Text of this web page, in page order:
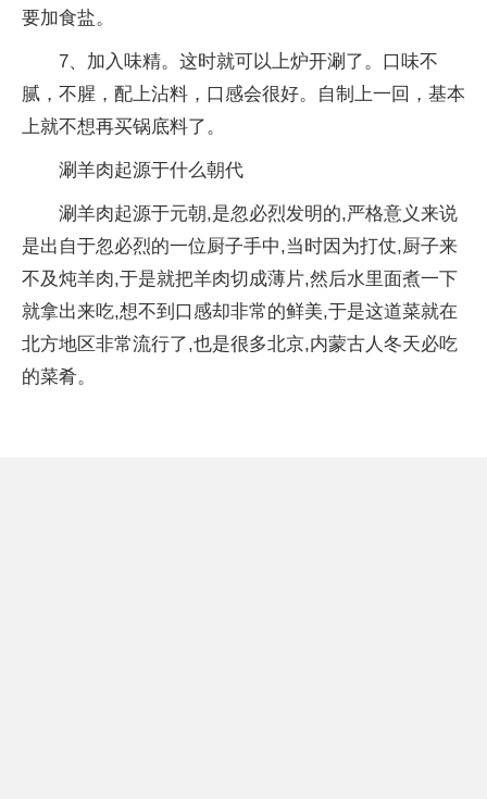
要加食盐。
7、加入味精。这时就可以上炉开涮了。口味不
腻，不腥，配上沾料，口感会很好。自制上一回，基本
上就不想再买锅底料了。
涮羊肉起源于什么朝代
涮羊肉起源于元朝,是忽必烈发明的,严格意义来说
是出自于忽必烈的一位厨子手中,当时因为打仗,厨子来
不及炖羊肉,于是就把羊肉切成薄片,然后水里面煮一下
就拿出来吃,想不到口感却非常的鲜美,于是这道菜就在
北方地区非常流行了,也是很多北京,内蒙古人冬天必吃
的菜肴。